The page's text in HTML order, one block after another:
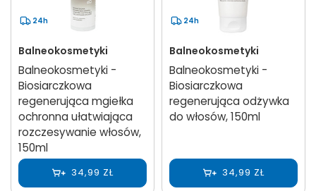
24h
Balneokosmetyki
Balneokosmetyki -
Biosiarczkowa
regenerująca mgiełka
ochronna ułatwiająca
rozczesywanie włosów,
150ml
34,99 ZŁ
24h
Balneokosmetyki
Balneokosmetyki -
Biosiarczkowa
regenerująca odżywka
do włosów, 150ml
34,99 ZŁ